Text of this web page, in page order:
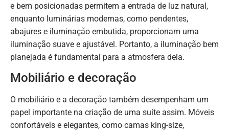
e bem posicionadas permitem a entrada de luz natural,
enquanto luminárias modernas, como pendentes,
abajures e iluminação embutida, proporcionam uma
iluminação suave e ajustável. Portanto, a iluminação bem
planejada é fundamental para a atmosfera dela.
Mobiliário e decoração
O mobiliário e a decoração também desempenham um
papel importante na criação de uma suíte assim. Móveis
confortáveis e elegantes, como camas king-size,